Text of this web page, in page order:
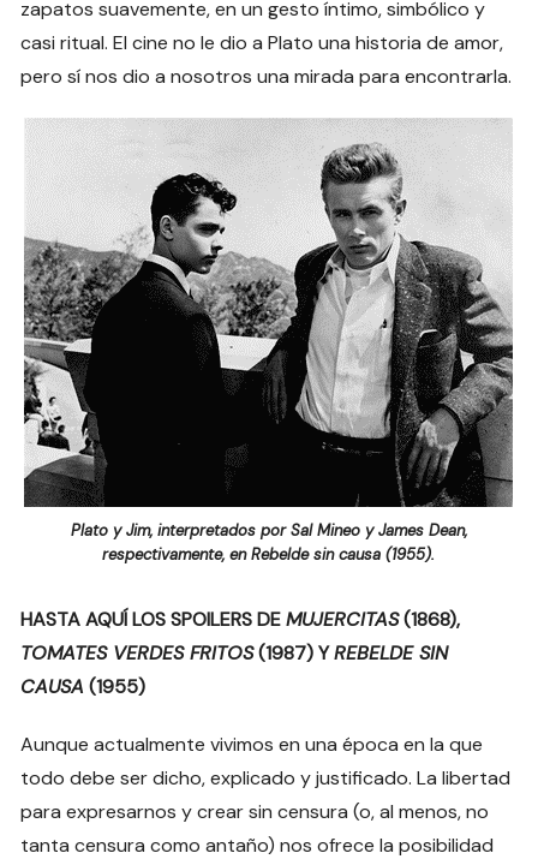
zapatos suavemente, en un gesto íntimo, simbólico y
casi ritual. El cine no le dio a Plato una historia de amor,
pero sí nos dio a nosotros una mirada para encontrarla.
Plato y Jim, interpretados por Sal Mineo y James Dean,
respectivamente, en Rebelde sin causa (1955).
HASTA AQUÍ LOS SPOILERS DEMUJERCITAS(1868),
TOMATES VERDES FRITOS(1987) YREBELDE SIN
CAUSA (1955)
Aunque actualmente vivimos en una época en la que
todo debe ser dicho, explicado y justificado. La libertad
para expresarnos y crear sin censura (o, al menos, no
tanta censura como antaño) nos ofrece la posibilidad